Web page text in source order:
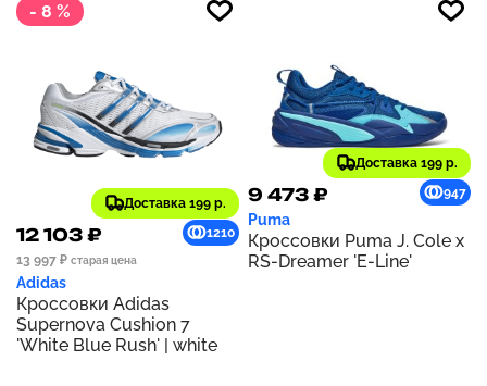
- 8 %
Доставка 199 р.
12 103 ₽
1210
13 997 ₽ старая цена
Adidas
Кроссовки Adidas
Supernova Cushion 7
'White Blue Rush' | white
Доставка 199 р.
9 473 ₽ 947
Puma
Кроссовки Puma J. Cole x
RS-Dreamer 'E-Line'